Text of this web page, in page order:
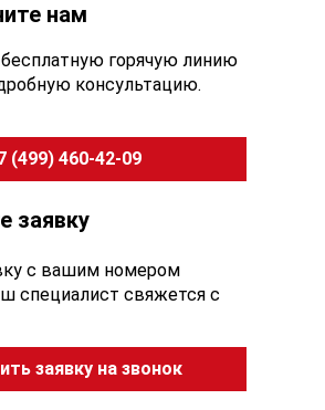
нам
горячую линию
консультацию.
(499) 460-42-09
заявку
с вашим номером
специалист свяжется с
заявку на звонок